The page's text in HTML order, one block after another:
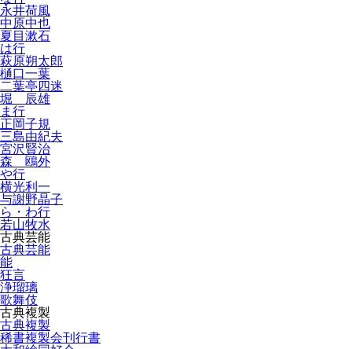
永井荷風
中原中也
夏目漱石
は行
萩原朔太郎
樋口一葉
二葉亭四迷
堀 辰雄
ま行
正岡子規
三島由紀夫
宮沢賢治
森 鴎外
や行
横光利一
与謝野晶子
ら・わ行
若山牧水
古典芸能
古典芸能
能
狂言
浄瑠璃
歌舞伎
古典複製
古典複製
稀書複製会刊行書